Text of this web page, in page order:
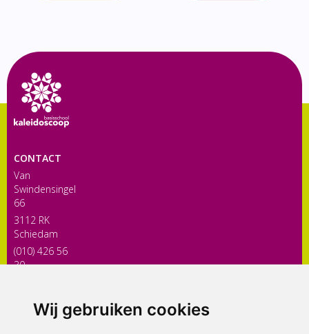
Wij gebruiken cookies
CONTACT
Van
Swindensingel
66
3112 RK
Schiedam
(010) 426 56
30
ONDERDEEL VAN